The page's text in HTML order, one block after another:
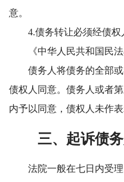
意。
4.债务转让必须经债权
《中华人民共和国民法
债务人将债务的全部或
债权人同意。债务人或者
内予以同意，债权人未作
三、起诉债务
法院一般在七日内受理